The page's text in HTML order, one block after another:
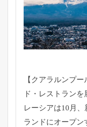
【クアラルンプ
ド・ レストランを
レーシアは10月、
ランドにオープン